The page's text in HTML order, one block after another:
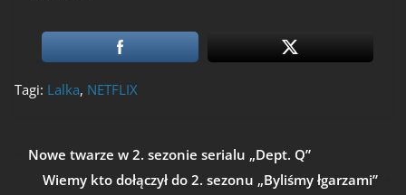
Tagi: Lalka, NETFLIX
Nowe twarze w 2. sezonie serialu „Dept. Q”
Wiemy kto dołączył do 2. sezonu „Byliśmy łgarzami”